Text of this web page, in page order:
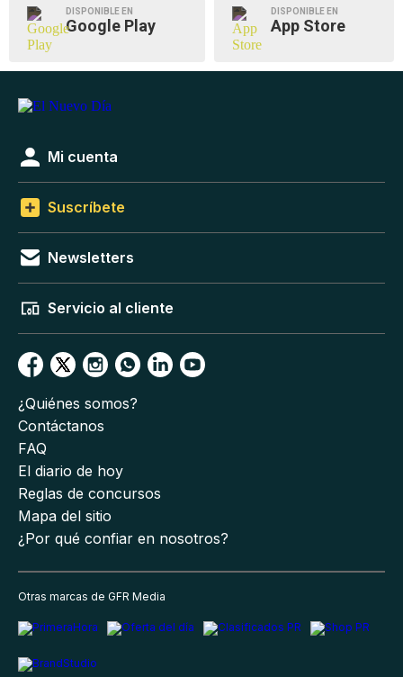
DISPONIBLE EN
Google Play
DISPONIBLE EN
App Store
Mi cuenta
Suscríbete
Newsletters
Servicio al cliente
¿Quiénes somos?
Contáctanos
FAQ
El diario de hoy
Reglas de concursos
Mapa del sitio
¿Por qué confiar en nosotros?
Otras marcas de GFR Media